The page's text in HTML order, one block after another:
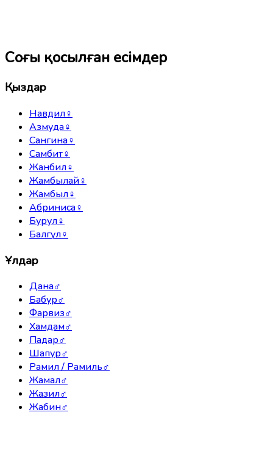
Соңғы қосылған есімдер
Қыздар
Навдил♀
Азмуда♀
Сангина♀
Самбит♀
Жанбил♀
Жамбылай♀
Жамбыл♀
Абриниса♀
Бурул♀
Балгүл♀
Ұлдар
Дана♂
Бабур♂
Фарвиз♂
Хамдам♂
Падар♂
Шапур♂
Рамил / Рамиль♂
Жамал♂
Жазил♂
Жабин♂